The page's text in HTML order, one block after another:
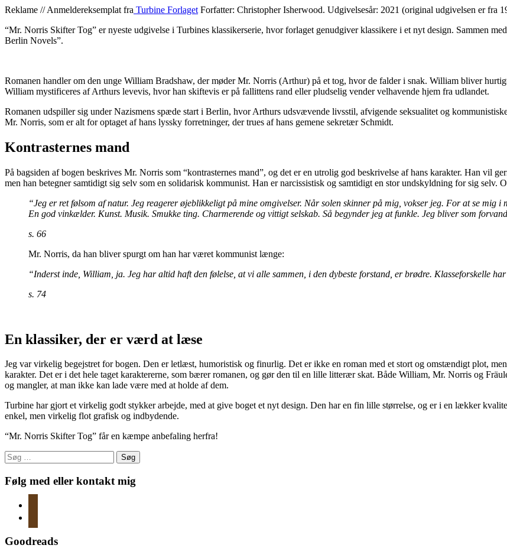
Reklame // Anmeldereksemplat fra Turbine Forlaget Forfatter: Christopher Isherwood. Udgivelsesår: 2021 (original udgivelsen er fra
“Mr. Norris Skifter Tog” er nyeste udgivelse i Turbines klassikerserie, hvor forlaget genudgiver klassikere i et nyt design. Sammen
Berlin Novels”.
Romanen handler om den unge William Bradshaw, der møder Mr. Norris (Arthur) på et tog, hvor de falder i snak. William bliver
William mystificeres af Arthurs levevis, hvor han skiftevis er på fallittens rand eller pludselig vender velhavende hjem fra udlandet.
Romanen udspiller sig under Nazismens spæde start i Berlin, hvor Arthurs udsvævende livsstil, afvigende seksualitet og
Mr. Norris, som er alt for optaget af hans lyssky forretninger, der trues af hans gemene sekretær Schmidt.
Kontrasternes mand
På bagsiden af bogen beskrives Mr. Norris som “kontrasternes mand”, og det er en utrolig god beskrivelse af hans karakter. Han vil
men han betegner samtidigt sig selv som en solidarisk kommunist. Han er narcissistisk og samtidigt en stor undskyldning for sig selv.
“Jeg er ret følsom af natur. Jeg reagerer øjeblikkeligt på mine omgivelser. Når solen skinner på mig, vokser jeg. For at se mig
En god vinkælder. Kunst. Musik. Smukke ting. Charmerende og vittigt selskab. Så begynder jeg at funkle. Jeg bliver som
s. 66
Mr. Norris, da han bliver spurgt om han har været kommunist længe:
“Inderst inde, William, ja. Jeg har altid haft den følelse, at vi alle sammen, i den dybeste forstand, er brødre. Klasseforskelle
s. 74
En klassiker, der er værd at læse
Jeg var virkelig begejstret for bogen. Den er letlæst, humoristisk og finurlig. Det er ikke en roman med et stort og omstændigt plot,
karakter. Det er i det hele taget karaktererne, som bærer romanen, og gør den til en lille litterær skat. Både William, Mr. Norris og
og mangler, at man ikke kan lade være med at holde af dem.
Turbine har gjort et virkelig godt stykker arbejde, med at give boget et nyt design. Den har en fin lille størrelse, og er i en lækker
enkel, men virkelig flot grafisk og indbydende.
“Mr. Norris Skifter Tog” får en kæmpe anbefaling herfra!
Søg
efter:
Følg med eller kontakt mig
Goodreads